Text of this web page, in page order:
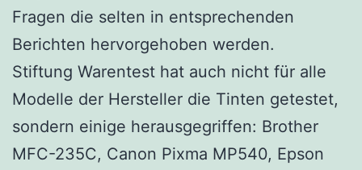
Fragen die selten in entsprechenden
Berichten hervorgehoben werden.
Stiftung Warentest hat auch nicht für alle
Modelle der Hersteller die Tinten getestet,
sondern einige herausgegriffen: Brother
MFC-235C, Canon Pixma MP540, Epson